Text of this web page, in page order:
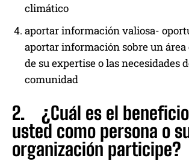
climático
aportar información valiosa-
aportar información sobre un
de su expertise o las necesidades
comunidad
2. ¿Cuál es el
usted como persona o
organización participe?